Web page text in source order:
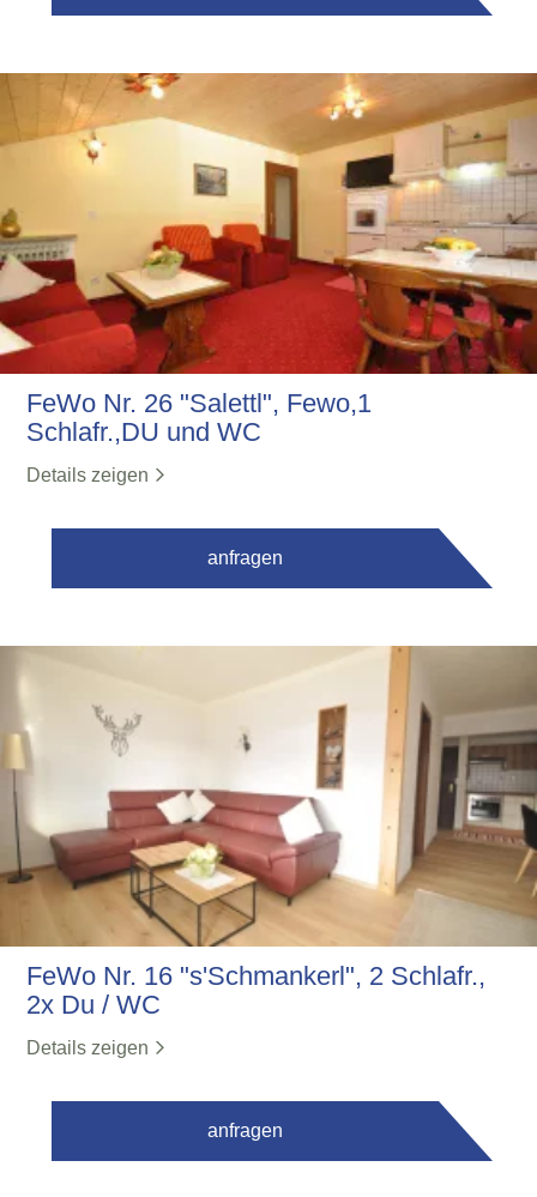
FeWo Nr. 26 "Salettl", Fewo,1
Schlafr.,DU und WC
Details zeigen
anfragen
FeWo Nr. 16 "s'Schmankerl", 2 Schlafr.,
2x Du / WC
Details zeigen
anfragen